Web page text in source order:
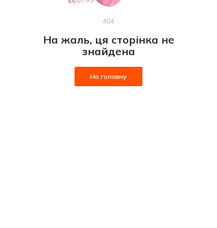
404
На жаль, ця сторінка не
знайдена
На головну